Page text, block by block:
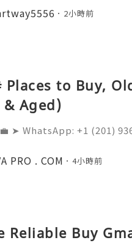
businesses,
is much m
2小時前
Places to Buy,
& Aged)
➤ WhatsApp: +‪1 (201)
Gmail Accounts -
Discover
PRO . COM 4小時前
Reliable Buy